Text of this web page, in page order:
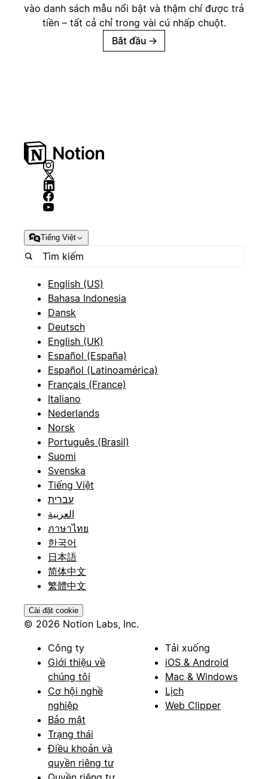
vào danh sách mẫu nổi bật và thậm chí được trả
tiền – tất cả chỉ trong vài cú nhấp chuột.
Bắt đầu →
Tiếng Việt
English (US)
Bahasa Indonesia
Dansk
Deutsch
English (UK)
Español (España)
Español (Latinoamérica)
Français (France)
Italiano
Nederlands
Norsk
Português (Brasil)
Suomi
Svenska
Tiếng Việt
עברית
العربية
ภาษาไทย
한국어
日本語
简体中文
繁體中文
Cài đặt cookie
© 2026 Notion Labs, Inc.
Công ty
Giới thiệu về
chúng tôi
Cơ hội nghề
nghiệp
Bảo mật
Trạng thái
Điều khoản và
quyền riêng tư
Tải xuống
iOS & Android
Mac & Windows
Lịch
Web Clipper